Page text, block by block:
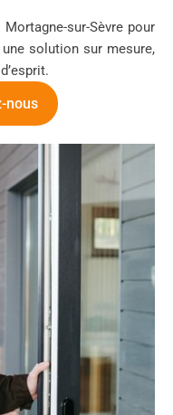
sur-Sèvre pour
solution sur mesure,
nous